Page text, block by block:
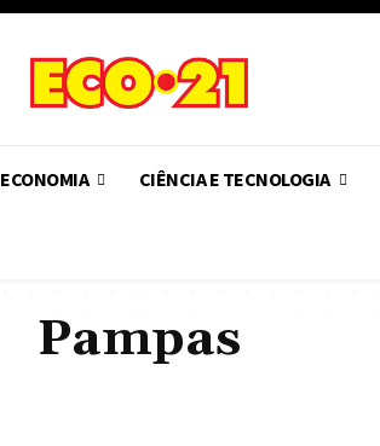
ECONOMIA CIÊNCIA E TECNOLOGIA
Pampas